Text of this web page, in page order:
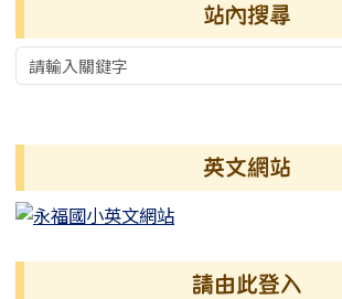
站內搜尋
英文網站
請由此登入